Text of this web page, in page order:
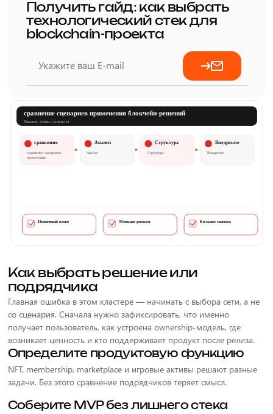
Получить гайд: как выбрать
технологический стек для
blockchain-проекта
Как выбрать решение или
подрядчика
Главная ошибка в этом кластере — начинать с выбора сети, а не
со сценария. Сначала нужно зафиксировать, что именно
получает пользователь, как устроена ownership-модель, где
возникает ценность и кто поддерживает продукт после релиза.
Определите продуктовую функцию
NFT, membership, marketplace и игровые активы решают разные
задачи. Без этого сравнение подрядчиков теряет смысл.
Соберите MVP без лишнего стека